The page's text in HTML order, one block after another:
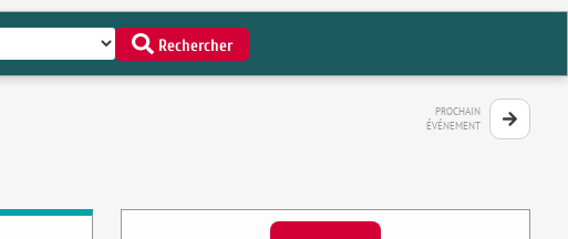
Rechercher
PROCHAIN
ÉVÉNEMENT